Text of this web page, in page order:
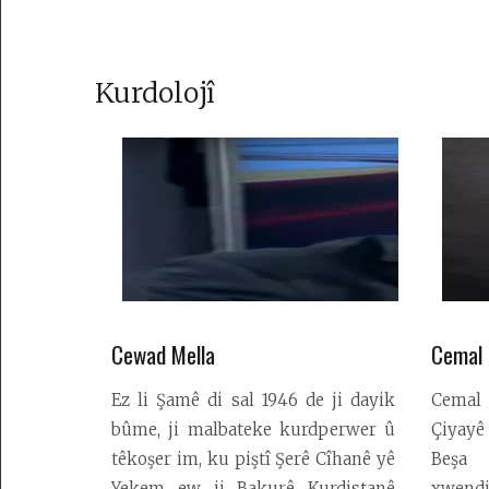
Desteya
AmadekarîyêKurdolojî
Cewad Mella
Ez li Şamê di sal 1946 de ji dayik
bûme, ji malbateke kurdperwer û
têkoşer im, ku piştî Şerê Cîhanê yê